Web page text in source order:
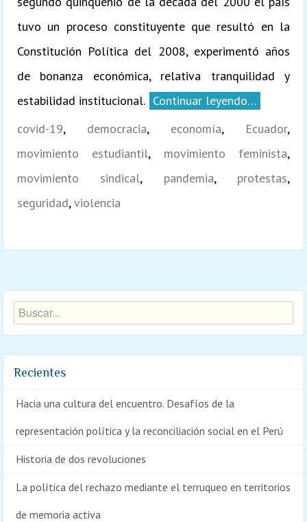
tuvo un proceso constituyente que resultó en la
Constitución Política del 2008, experimentó años
de bonanza económica, relativa tranquilidad y
estabilidad institucional. Continuar leyendo…
covid-19, democracia, economía, Ecuador,
movimiento estudiantil, movimiento feminista,
movimiento sindical, pandemia, protestas,
seguridad,violencia
Recientes
Hacia una cultura del encuentro. Desafíos de la
representación política y la reconciliación social en el Perú
Historia de dos revoluciones
La política del rechazo mediante el terruqueo en territorios
de memoria activa